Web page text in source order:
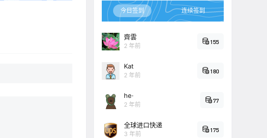
今日签到 连续签到
齊雲
2 年前
155
Kat
2 年前
180
he·
2 年前
77
全球进口快递
3 年前
175